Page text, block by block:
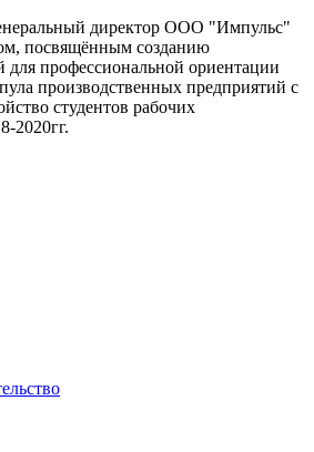
директор ООО "Импульс"
посвящённым созданию
профессиональной ориентации
производственных предприятий с
студентов рабочих
2020гг.